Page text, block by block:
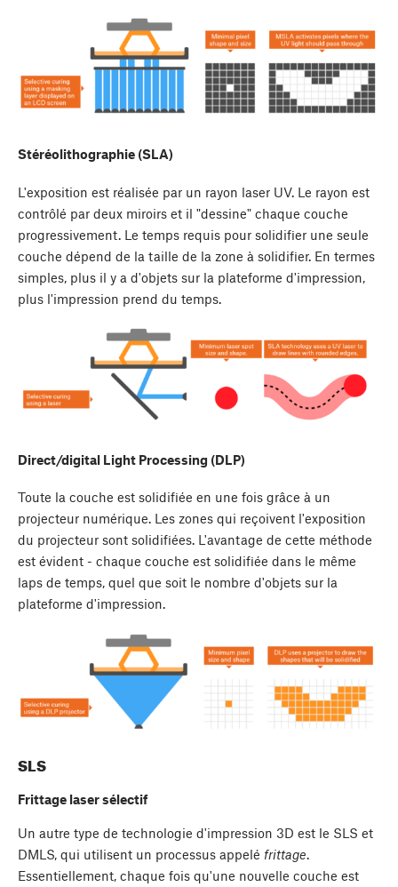
Stéréolithographie (SLA)
L'exposition est réalisée par un rayon laser UV. Le rayon est
contrôlé par deux miroirs et il "dessine" chaque couche
progressivement. Le temps requis pour solidifier une seule
couche dépend de la taille de la zone à solidifier. En termes
simples, plus il y a d'objets sur la plateforme d'impression,
plus l'impression prend du temps.
Direct/digital Light Processing (DLP)
Toute la couche est solidifiée en une fois grâce à un
projecteur numérique. Les zones qui reçoivent l'exposition
du projecteur sont solidifiées. L'avantage de cette méthode
est évident - chaque couche est solidifiée dans le même
laps de temps, quel que soit le nombre d'objets sur la
plateforme d'impression.
SLS
Frittage laser sélectif
Un autre type de technologie d'impression 3D est le SLS et
DMLS, qui utilisent un processus appelé frittage.
Essentiellement, chaque fois qu'une nouvelle couche est